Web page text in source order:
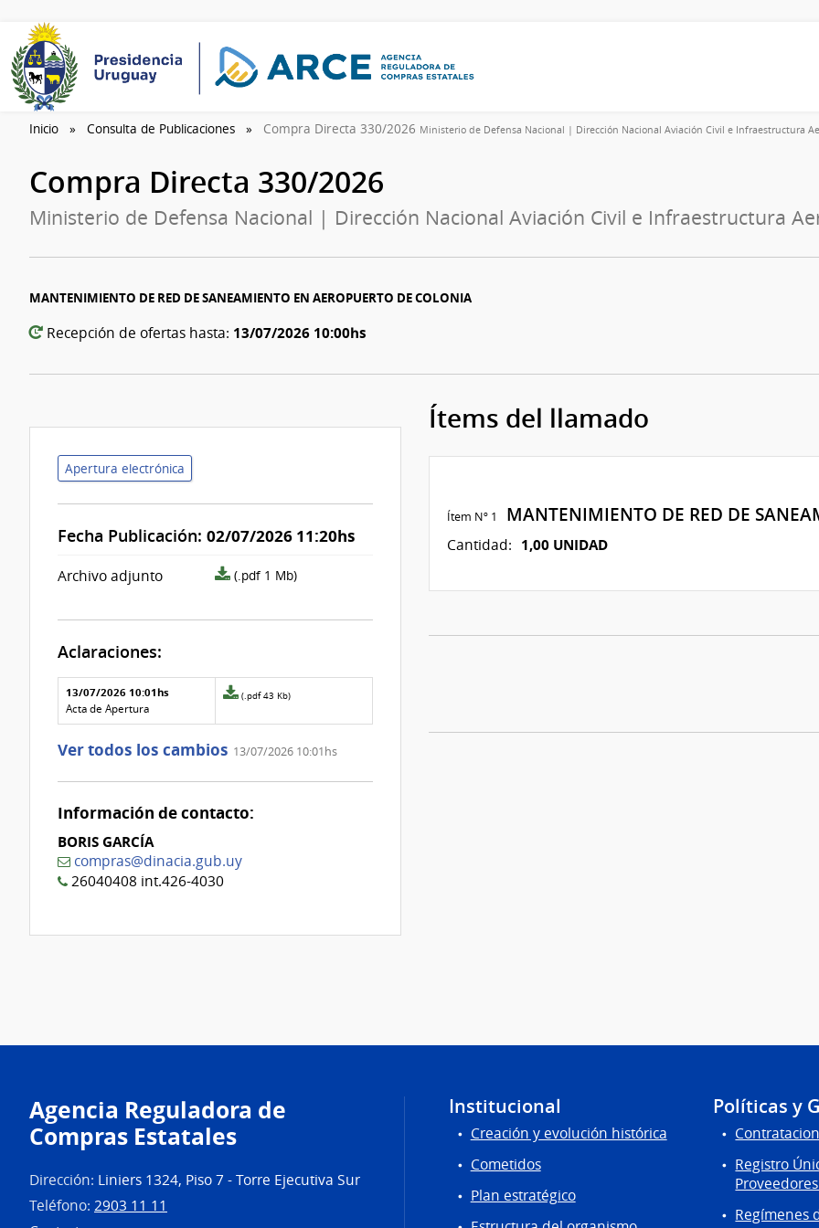
Inicio Consulta de Publicaciones Compra Directa 330/2026 Ministerio de Defensa Nacional | Dirección Nacional Aviación Civil e Infraestructura
Compra Directa 330/2026
Ministerio de Defensa Nacional | Dirección Nacional Aviación Civil e Infraestructura
MANTENIMIENTO DE RED DE SANEAMIENTO EN AEROPUERTO DE COLONIA
Recepción de ofertas hasta: 13/07/2026 10:00hs
Apertura electrónica
Fecha Publicación: 02/07/2026 11:20hs
Archivo adjunto
archivo
(.pdf 1 Mb)
Aclaraciones:
Aclaraciones del llamado
Fecha y
texto de
la
Archivo
de la
13/07/2026 10:01hs
Acta de Apertura
Archivo
de
aclaración
0
(.pdf 43 Kb)
Ver todos los cambios 13/07/2026 10:01hs
Información de contacto:
BORIS GARCÍA
compras@dinacia.gub.uy
26040408 int.426-4030
Ítems del llamado
Ítem Nº 1 MANTENIMIENTO DE RED DE
Cantidad: 1,00 UNIDAD
Agencia Reguladora de
Compras Estatales
Dirección: Liniers 1324, Piso 7 - Torre Ejecutiva Sur
Teléfono: 2903 11 11
Institucional
Creación y evolución histórica
Cometidos
Plan estratégico
Políticas y
Registro
Regímenes